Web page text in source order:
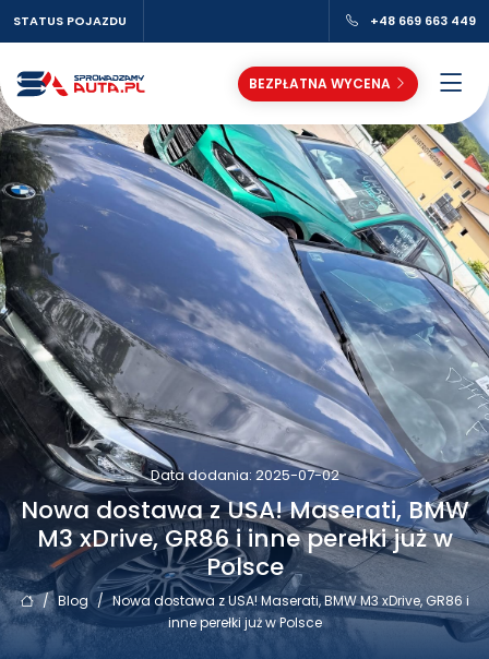
STATUS POJAZDU +48 669 663 449
BEZPŁATNA WYCENA
Data dodania: 2025-07-02
Nowa dostawa z USA! Maserati, BMW
M3 xDrive, GR86 i inne perełki już w
Polsce
/ Blog / Nowa dostawa z USA! Maserati, BMW M3 xDrive, GR86 i
inne perełki już w Polsce